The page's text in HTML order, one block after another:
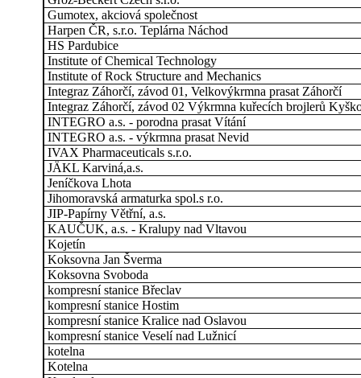
Gumotex, akciová společnost
Harpen ČR, s.r.o. Teplárna Náchod
HS Pardubice
Institute of Chemical Technology
Institute of Rock Structure and Mechanics
Integraz Záhorčí, závod 01, Velkovýkrmna prasat Záhorčí
Integraz Záhorčí, závod 02 Výkrmna kuřecích brojlerů
INTEGRO a.s. - porodna prasat Vítání
INTEGRO a.s. - výkrmna prasat Nevid
IVAX Pharmaceuticals s.r.o.
JÄKL Karviná,a.s.
Jeníčkova Lhota
Jihomoravská armaturka spol.s r.o.
JIP-Papírny Větřní, a.s.
KAUČUK, a.s. - Kralupy nad Vltavou
Kojetín
Koksovna Jan Šverma
Koksovna Svoboda
kompresní stanice Břeclav
kompresní stanice Hostim
kompresní stanice Kralice nad Oslavou
kompresní stanice Veselí nad Lužnicí
kotelna
Kotelna